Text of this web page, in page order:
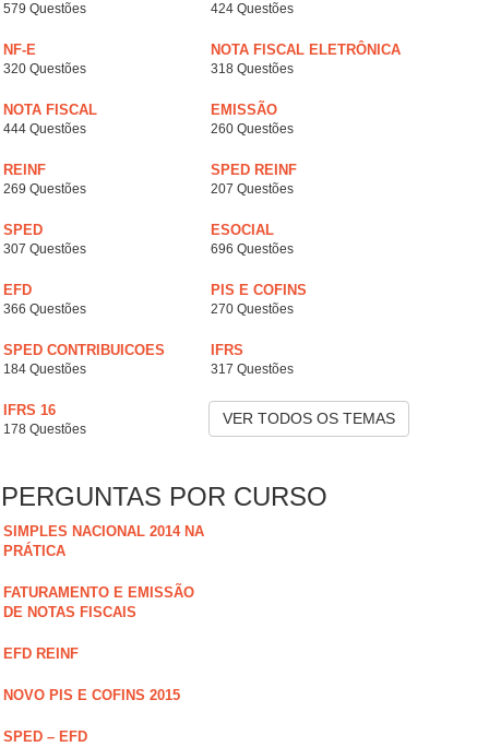
579 Questões 424 Questões
NF-E
320 Questões
NOTA FISCAL ELETRÔNICA
318 Questões
NOTA FISCAL
444 Questões
EMISSÃO
260 Questões
REINF
269 Questões
SPED REINF
207 Questões
SPED
307 Questões
ESOCIAL
696 Questões
EFD
366 Questões
PIS E COFINS
270 Questões
SPED CONTRIBUICOES
184 Questões
IFRS
317 Questões
IFRS 16
178 Questões
VER TODOS OS TEMAS
PERGUNTAS POR CURSO
SIMPLES NACIONAL 2014 NA
PRÁTICA
FATURAMENTO E EMISSÃO
DE NOTAS FISCAIS
EFD REINF
NOVO PIS E COFINS 2015
SPED – EFD